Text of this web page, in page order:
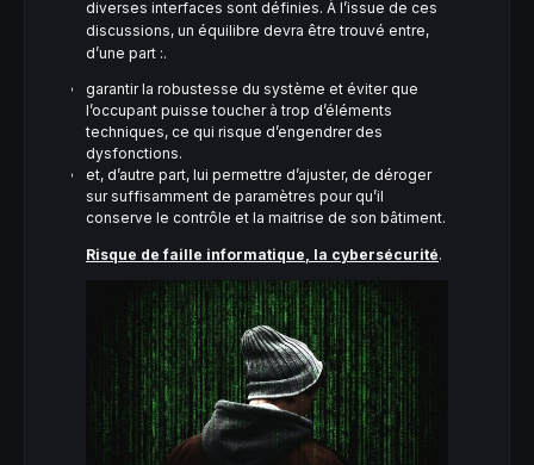
diverses interfaces sont définies. À l’issue de ces
discussions, un équilibre devra être trouvé entre,
d’une part :.
garantir la robustesse du système et éviter que
l’occupant puisse toucher à trop d’éléments
techniques, ce qui risque d’engendrer des
dysfonctions.
et, d’autre part, lui permettre d’ajuster, de déroger
sur suffisamment de paramètres pour qu’il
conserve le contrôle et la maitrise de son bâtiment.
Risque de faille informatique, la cybersécurité.